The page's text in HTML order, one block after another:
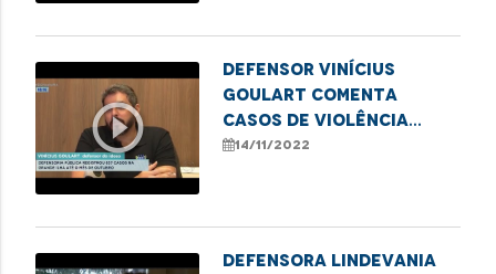
play_circle_outline
Defensor Vinícius
Goulart comenta
casos de violência
contra o idoso no
14/11/2022
Defensora Lindevania